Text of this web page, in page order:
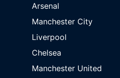
Arsenal
Manchester City
Liverpool
Chelsea
Manchester United